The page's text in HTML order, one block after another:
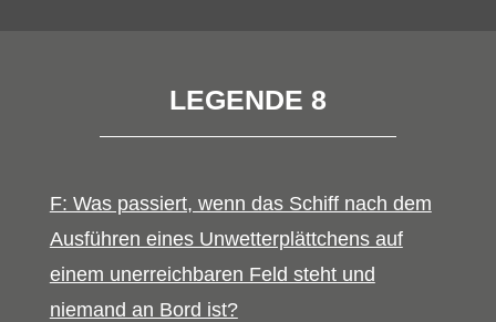
LEGENDE 8
F: Was passiert, wenn das Schiff nach dem
Ausführen eines Unwetterplättchens auf
einem unerreichbaren Feld steht und
niemand an Bord ist?